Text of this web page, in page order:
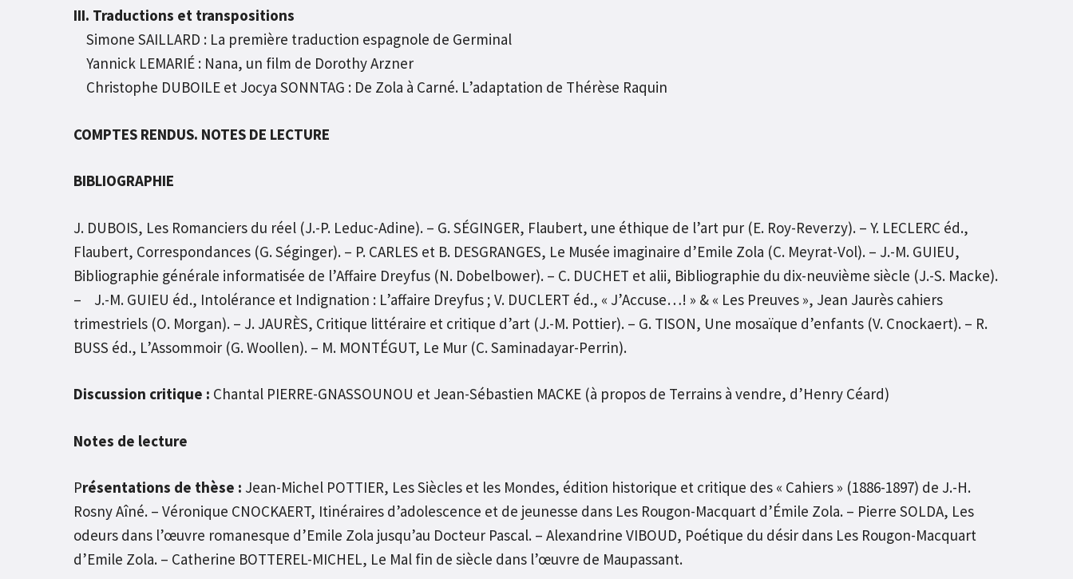
III. Traductions et transpositions
Simone SAILLARD : La première traduction espagnole de Germinal
Yannick LEMARIÉ : Nana, un film de Dorothy Arzner
Christophe DUBOILE et Jocya SONNTAG : De Zola à Carné. L’adaptation de Thérèse Raquin
COMPTES RENDUS. NOTES DE LECTURE
BIBLIOGRAPHIE
J. DUBOIS, Les Romanciers du réel (J.-P. Leduc-Adine). – G. SÉGINGER, Flaubert, une éthique de l’art pur (E. Roy-Reverzy). – Y. LECLERC éd.,
Flaubert, Correspondances (G. Séginger). – P. CARLES et B. DESGRANGES, Le Musée imaginaire d’Emile Zola (C. Meyrat-Vol). – J.-M. GUIEU,
Bibliographie générale informatisée de l’Affaire Dreyfus (N. Dobelbower). – C. DUCHET et alii, Bibliographie du dix-neuvième siècle (J.-S. Macke).
– J.-M. GUIEU éd., Intolérance et Indignation : L’affaire Dreyfus ; V. DUCLERT éd., « J’Accuse…! » & « Les Preuves », Jean Jaurès cahiers
trimestriels (O. Morgan). – J. JAURÈS, Critique littéraire et critique d’art (J.-M. Pottier). – G. TISON, Une mosaïque d’enfants (V. Cnockaert). – R.
BUSS éd., L’Assommoir (G. Woollen). – M. MONTÉGUT, Le Mur (C. Saminadayar-Perrin).
Discussion critique : Chantal PIERRE-GNASSOUNOU et Jean-Sébastien MACKE (à propos de Terrains à vendre, d’Henry Céard)
Notes de lecture
Présentations de thèse : Jean-Michel POTTIER, Les Siècles et les Mondes, édition historique et critique des « Cahiers » (1886-1897) de J.-H.
Rosny Aîné. – Véronique CNOCKAERT, Itinéraires d’adolescence et de jeunesse dans Les Rougon-Macquart d’Émile Zola. – Pierre SOLDA, Les
odeurs dans l’œuvre romanesque d’Emile Zola jusqu’au Docteur Pascal. – Alexandrine VIBOUD, Poétique du désir dans Les Rougon-Macquart
d’Emile Zola. – Catherine BOTTEREL-MICHEL, Le Mal fin de siècle dans l’œuvre de Maupassant.